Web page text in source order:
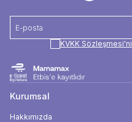
KVKK Sözleşmesi'ni
Kurumsal
Hakkımızda